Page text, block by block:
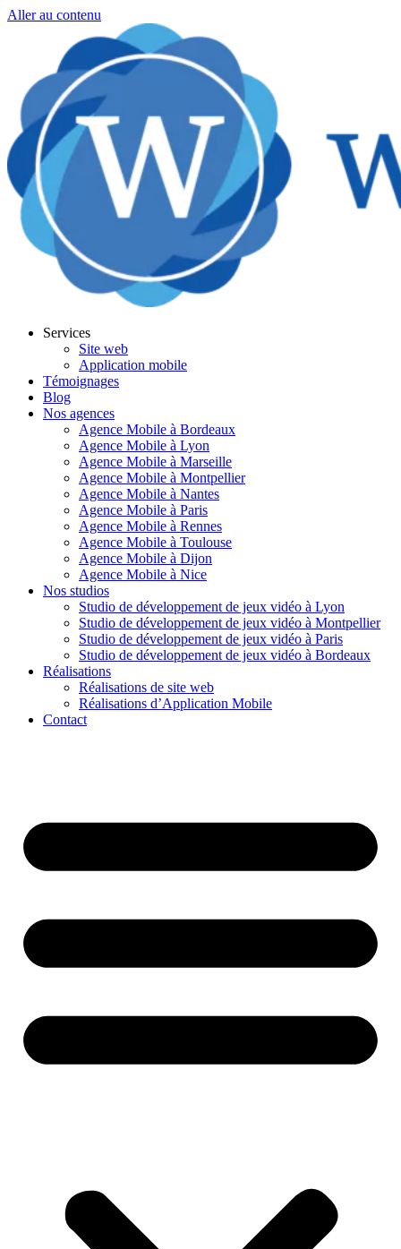
Aller au contenu
Services
Site web
Application mobile
Témoignages
Blog
Nos agences
Agence Mobile à Bordeaux
Agence Mobile à Lyon
Agence Mobile à Marseille
Agence Mobile à Montpellier
Agence Mobile à Nantes
Agence Mobile à Paris
Agence Mobile à Rennes
Agence Mobile à Toulouse
Agence Mobile à Dijon
Agence Mobile à Nice
Nos studios
Studio de développement de jeux vidéo à Lyon
Studio de développement de jeux vidéo à Montpellier
Studio de développement de jeux vidéo à Paris
Studio de développement de jeux vidéo à Bordeaux
Réalisations
Réalisations de site web
Réalisations d’Application Mobile
Contact